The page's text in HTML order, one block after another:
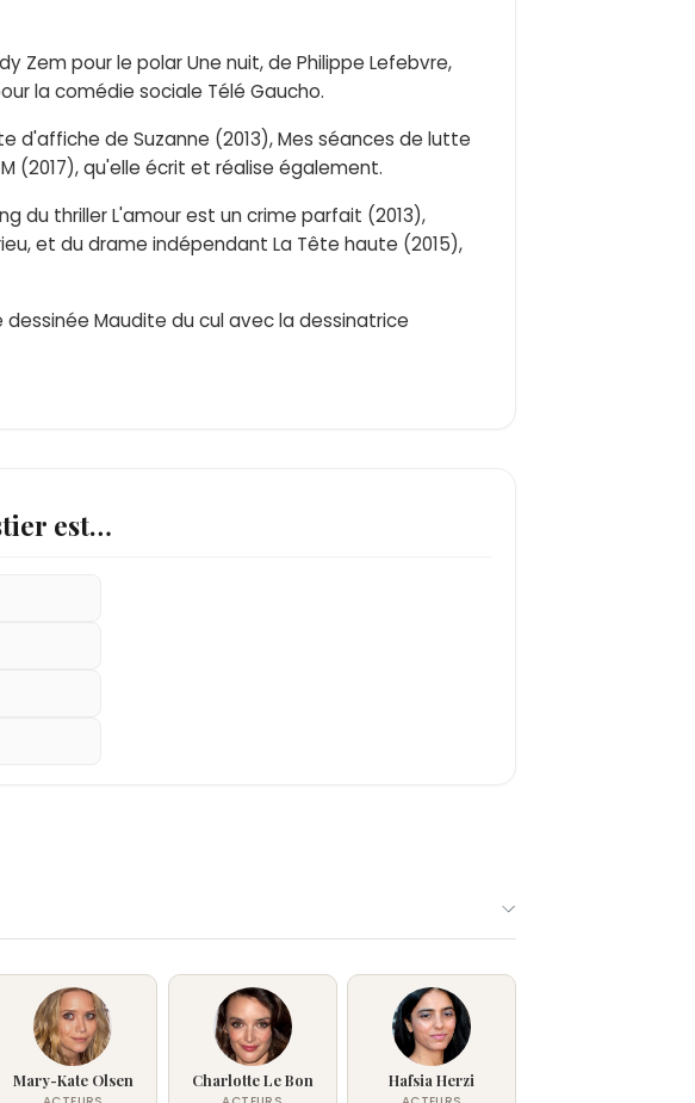
Zem pour le polar Une nuit, de Philippe Lefebvre,
la comédie sociale Télé Gaucho.
d'affiche de Suzanne (2013), Mes séances de lutte
(2017), qu'elle écrit et réalise également.
du thriller L'amour est un crime parfait (2013),
et du drame indépendant La Tête haute (2015),
dessinée Maudite du cul avec la dessinatrice
est…
Mary-Kate Olsen Charlotte Le Bon Hafsia Herzi